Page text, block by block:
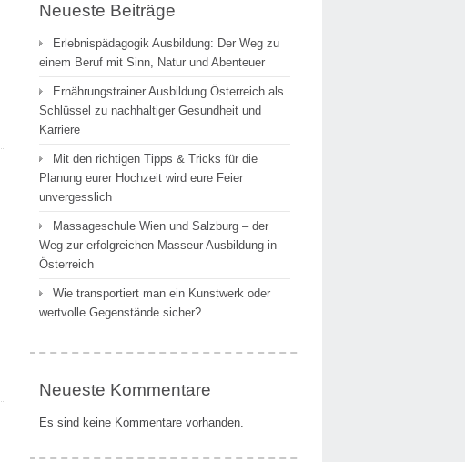
Neueste Beiträge
Erlebnispädagogik Ausbildung: Der Weg zu
einem Beruf mit Sinn, Natur und Abenteuer
Ernährungstrainer Ausbildung Österreich als
Schlüssel zu nachhaltiger Gesundheit und
Karriere
Mit den richtigen Tipps & Tricks für die
Planung eurer Hochzeit wird eure Feier
unvergesslich
Massageschule Wien und Salzburg – der
Weg zur erfolgreichen Masseur Ausbildung in
Österreich
Wie transportiert man ein Kunstwerk oder
wertvolle Gegenstände sicher?
Neueste Kommentare
Es sind keine Kommentare vorhanden.